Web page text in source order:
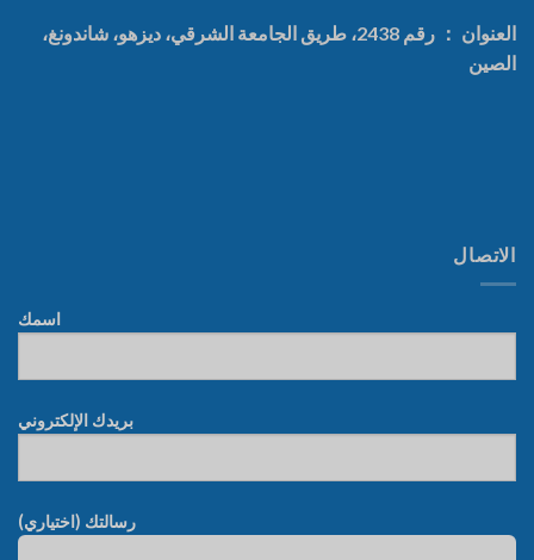
العنوان ： رقم 2438، طريق الجامعة الشرقي، ديزهو، شاندونغ،
الصين
الاتصال
اسمك
بريدك الإلكتروني
رسالتك (اختياري)